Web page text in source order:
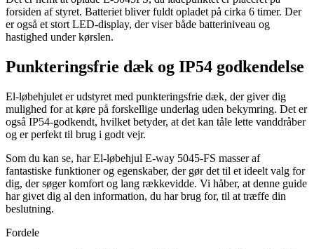
forsiden af styret. Batteriet bliver fuldt opladet på cirka 6 timer. Der
er også et stort LED-display, der viser både batteriniveau og
hastighed under kørslen.
Punkteringsfrie dæk og IP54 godkendelse
El-løbehjulet er udstyret med punkteringsfrie dæk, der giver dig
mulighed for at køre på forskellige underlag uden bekymring. Det er
også IP54-godkendt, hvilket betyder, at det kan tåle lette vanddråber
og er perfekt til brug i godt vejr.
Som du kan se, har El-løbehjul E-way 5045-FS masser af
fantastiske funktioner og egenskaber, der gør det til et ideelt valg for
dig, der søger komfort og lang rækkevidde. Vi håber, at denne guide
har givet dig al den information, du har brug for, til at træffe din
beslutning.
Fordele